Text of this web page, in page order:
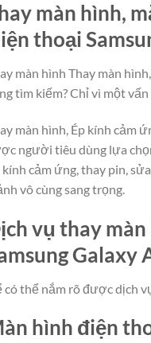
màn hình,
thoại
màn hình Thay màn
tìm kiếm? Chỉ vì một
màn hình, Ép kính cảm
người tiêu dùng lựa
kính cảm ứng, thay pin,
vô cùng sang trọng.
vụ thay
Galaxy
thể nắm rõ được dịch
hình điện